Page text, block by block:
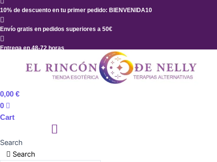
Ir
al
contenido
10% de descuento en tu primer pedido: BIENVENIDA10
Envío gratis en pedidos superiores a 50€
Entrega en 48-72 horas
0,00 €
0
Cart
Search
Search